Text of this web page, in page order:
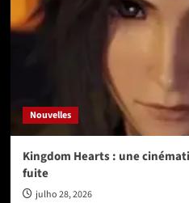
Nouvelles
Kingdom Hearts : une
fuite
julho 28, 2026